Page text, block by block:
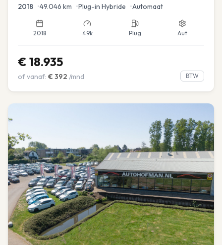
2018 •49.046 km •Plug-in Hybride •Automaat
2018 49k Plug Aut
€ 18.935
of vanaf: € 392 /mnd BTW